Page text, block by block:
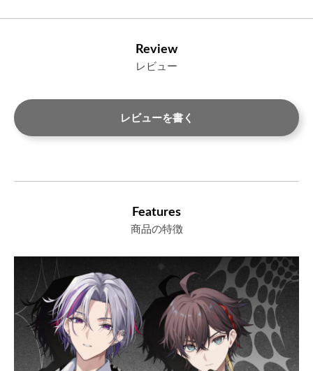
Review
レビュー
レビューを書く
Features
商品の特徴